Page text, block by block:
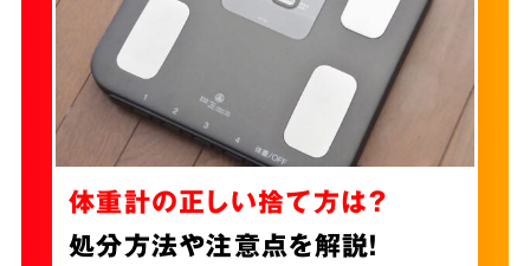
体重計の正しい捨て方は？
処分方法や注意点を解説！